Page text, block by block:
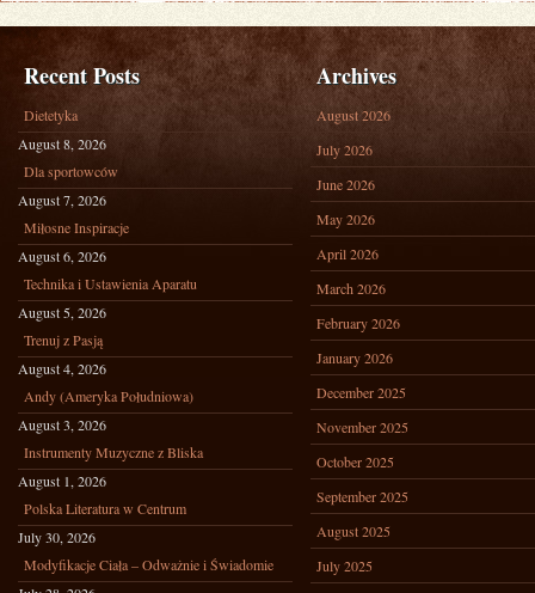
Recent Posts
Dietetyka
August 8, 2026
Dla sportowców
August 7, 2026
Miłosne Inspiracje
August 6, 2026
Technika i Ustawienia Aparatu
August 5, 2026
Trenuj z Pasją
August 4, 2026
Andy (Ameryka Południowa)
August 3, 2026
Instrumenty Muzyczne z Bliska
August 1, 2026
Polska Literatura w Centrum
July 30, 2026
Modyfikacje Ciała – Odważnie i Świadomie
Archives
August 2026
July 2026
June 2026
May 2026
April 2026
March 2026
February 2026
January 2026
December 2025
November 2025
October 2025
September 2025
August 2025
July 2025